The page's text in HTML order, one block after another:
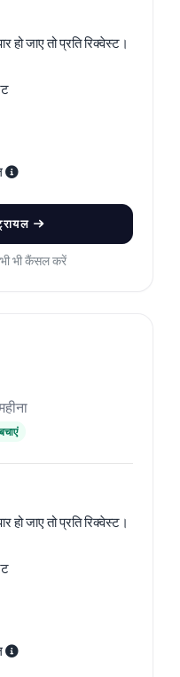
हो जाए तो प्रति रिक्वेस्ट।
भी कैंसल करें
हो जाए तो प्रति रिक्वेस्ट।